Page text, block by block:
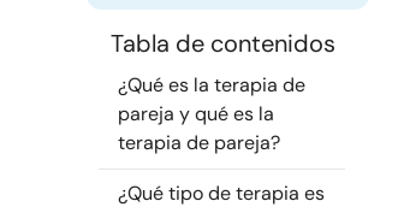
Tabla de contenidos
¿Qué es la terapia de
pareja y qué es la
terapia de pareja?
¿Qué tipo de terapia es